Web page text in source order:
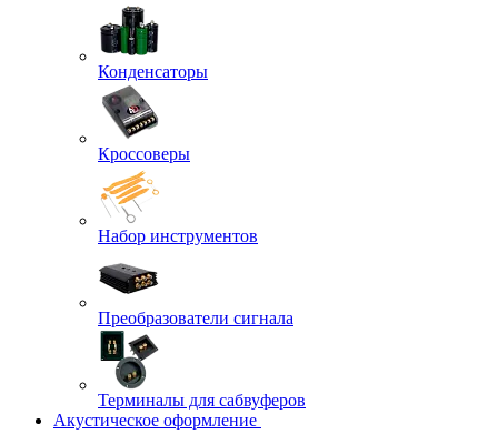
Конденсаторы
Кроссоверы
Набор инструментов
Преобразователи сигнала
Терминалы для сабвуферов
Акустическое оформление